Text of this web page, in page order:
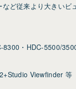
ど従来より大きいビ
8300・HDC-5500/
Viewfinder 等